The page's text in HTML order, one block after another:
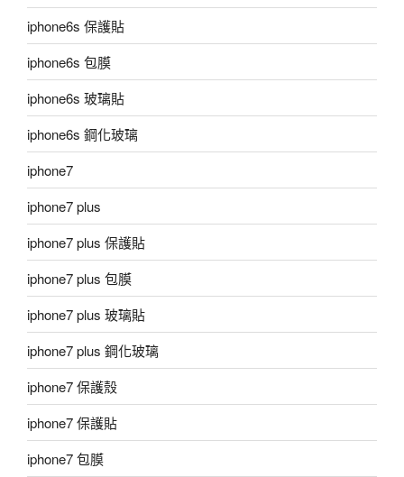
iphone6s 保護貼
iphone6s 包膜
iphone6s 玻璃貼
iphone6s 鋼化玻璃
iphone7
iphone7 plus
iphone7 plus 保護貼
iphone7 plus 包膜
iphone7 plus 玻璃貼
iphone7 plus 鋼化玻璃
iphone7 保護殼
iphone7 保護貼
iphone7 包膜